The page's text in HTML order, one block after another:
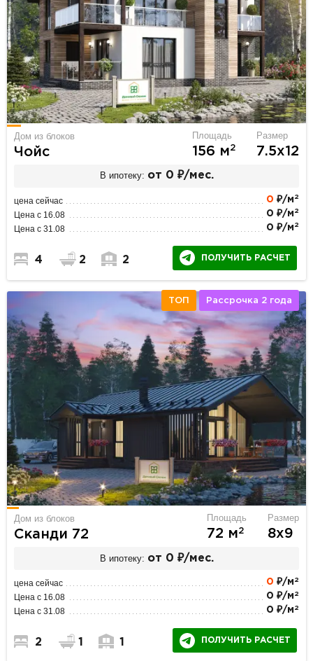
Дом из блоков
Чойс
Площадь
156 м2
Размер
7.5х12
В ипотеку: от 0 ₽/мес.
цена сейчас 0 ₽/м 2
Цена с 16.08 0 ₽/м 2
Цена с 31.08 0 ₽/м 2
4 2 2 ПОЛУЧИТЬ РАСЧЕТ
ТОП Рассрочка 2 года
Дом из блоков
Сканди 72
Площадь
72 м2
Размер
8х9
В ипотеку: от 0 ₽/мес.
цена сейчас 0 ₽/м 2
Цена с 16.08 0 ₽/м 2
Цена с 31.08 0 ₽/м 2
2 1 1 ПОЛУЧИТЬ РАСЧЕТ